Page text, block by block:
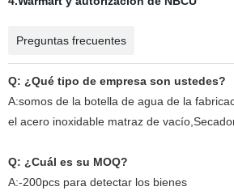
Preguntas frecuentes
Q: ¿Qué tipo de empresa son ustedes?
A:somos de la botella de agua de la
el acero inoxidable matraz de
Q: ¿Cuál es su MOQ?
A:-200pcs para detectar los bienes